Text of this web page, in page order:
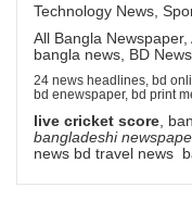
Technology News,
All Bangla
bangla news, BD
24 news headlines, bd
bd enewspaper, bd print
live cricket score ,
bangladeshi
news bd travel news